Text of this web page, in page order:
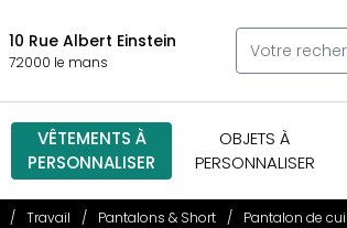
10 Rue Albert Einstein
72000 le mans
VÊTEMENTS À
PERSONNALISER
OBJETS À
PERSONNALISER
Travail Pantalons & Short Pantalon de